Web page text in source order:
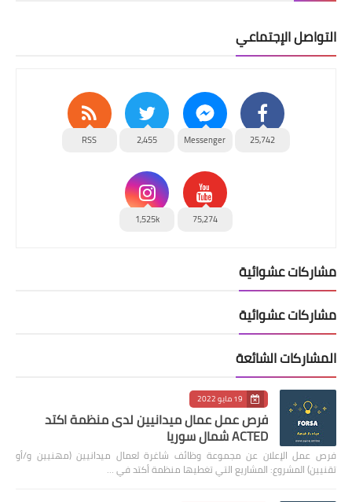
التواصل الإجتماعي
25,742
Messenger
2,455
RSS
75,274
1,525k
مشاركات عشوائية
مشاركات عشوائية
المشاركات الشائعة
19 مايو 2022
فرص عمل عمال ميدانيين لدى منظمة اكتد
ACTED شمال سوريا
فرص عمل الإعلان عن مجموعة وظائف شاغرة لعمال ميدانيين (مهنيين و/أو
تقنيين) المشروع: المشاريع التي تغطيها منظمة أكتد في …